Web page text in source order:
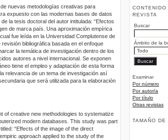
REVISTA
Buscar
Ámbito de la
Examinar
Por número
Por autor/a
Por título
Otras revistas
TAMAÑO DE
nuevas metodologías creativas para
expuesto con las modernas bases de datos
la tesis doctoral del autor intitulada: “Efectos
de marca país. Una aproximación empírica
fue leída en la Universidad Complutense de
bibliográfica basada en el enfoque
la temática de investigación dentro de los
autores a nivel internacional. Se exponen
tiene el empleo y adaptación de esta forma
relevancia de un tema de investigación así
que será utilizada para la elaboración
of creative new methodologies to systematize
modern databases. This study was part
“Effects of the image of the direct
approach applied to the study of the